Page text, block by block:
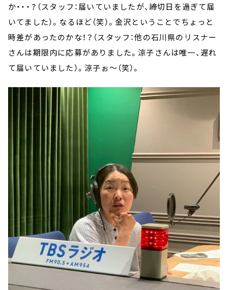
か・・・？（スタッフ：届いていましたが、締切日を過ぎて届
いてました）。なるほど（笑）。金沢ということでちょっと
時差があったのかな！？（スタッフ：他の石川県のリスナー
さんは期限内に応募がありました。涼子さんは唯一、遅れ
て届いていました）。涼子ぉ～（笑）。